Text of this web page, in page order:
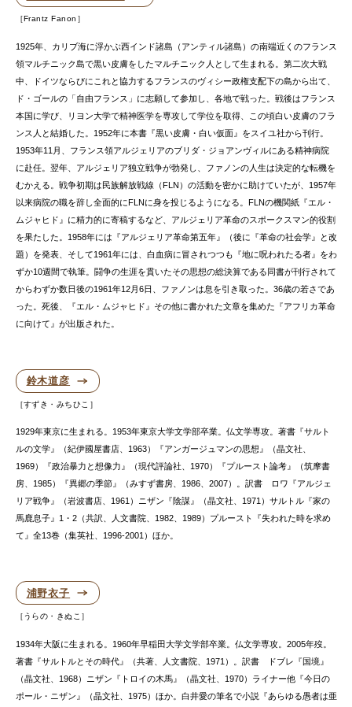
Frantz Fanon
1925年、カリブ海に浮かぶ西インド諸島（アンティル諸島）の南端近くのフランス
領マルチニック島で黒い皮膚をしたマルチニック人として生まれる。第二次大戦
中、ドイツならびにこれと協力するフランスのヴィシー政権支配下の島から出て、
ド・ゴールの「自由フランス」に志願して参加し、各地で戦った。戦後はフランス
本国に学び、リヨン大学で精神医学を専攻して学位を取得、この頃白い皮膚のフラ
ンス人と結婚した。1952年に本書『黒い皮膚・白い仮面』をスイユ社から刊行。
1953年11月、フランス領アルジェリアのブリダ・ジョアンヴィルにある精神病院
に赴任。翌年、アルジェリア独立戦争が勃発し、ファノンの人生は決定的な転機を
むかえる。戦争初期は民族解放戦線（FLN）の活動を密かに助けていたが、1957年
以来病院の職を辞し全面的にFLNに身を投じるようになる。FLNの機関紙『エル・
ムジャヒド』に精力的に寄稿するなど、アルジェリア革命のスポークスマン的役割
を果たした。1958年には『アルジェリア革命第五年』（後に『革命の社会学』と改
題）を発表、そして1961年には、白血病に冒されつつも『地に呪われたる者』をわ
ずか10週間で執筆。闘争の生涯を貫いたその思想の総決算である同書が刊行されて
からわずか数日後の1961年12月6日、ファノンは息を引き取った。36歳の若さであ
った。死後、『エル・ムジャヒド』その他に書かれた文章を集めた『アフリカ革命
に向けて』が出版された。
鈴木道彦
すずき・みちひこ
1929年東京に生まれる。1953年東京大学文学部卒業。仏文学専攻。著書『サルト
ルの文学』（紀伊國屋書店、1963）『アンガージュマンの思想』（晶文社、
1969）『政治暴力と想像力』（現代評論社、1970）『プルースト論考』（筑摩書
房、1985）『異郷の季節』（みすず書房、1986、2007）。訳書 ロワ『アルジェ
リア戦争』（岩波書店、1961）ニザン『陰謀』（晶文社、1971）サルトル『家の
馬鹿息子』1・2（共訳、人文書院、1982、1989）プルースト『失われた時を求め
て』全13巻（集英社、1996-2001）ほか。
浦野衣子
うらの・きぬこ
1934年大阪に生まれる。1960年早稲田大学文学部卒業。仏文学専攻。2005年歿。
著書『サルトルとその時代』（共著、人文書院、1971）。訳書 ドブレ『国境』
（晶文社、1968）ニザン『トロイの木馬』（晶文社、1970）ライナー他『今日の
ポール・ニザン』（晶文社、1975）ほか。白井愛の筆名で小説『あらゆる愚者は亜